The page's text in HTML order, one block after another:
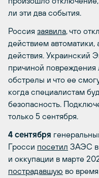
ли эти два события.
Россия заявила, что
действием
действия. Украинский
причиной
обстрелы и что ее
когда специалистам
безопасность.
только 5 сентября.
4 сентября
Гросси посетил ЗАЭС в
и оккупации в марте
пострадавшую во